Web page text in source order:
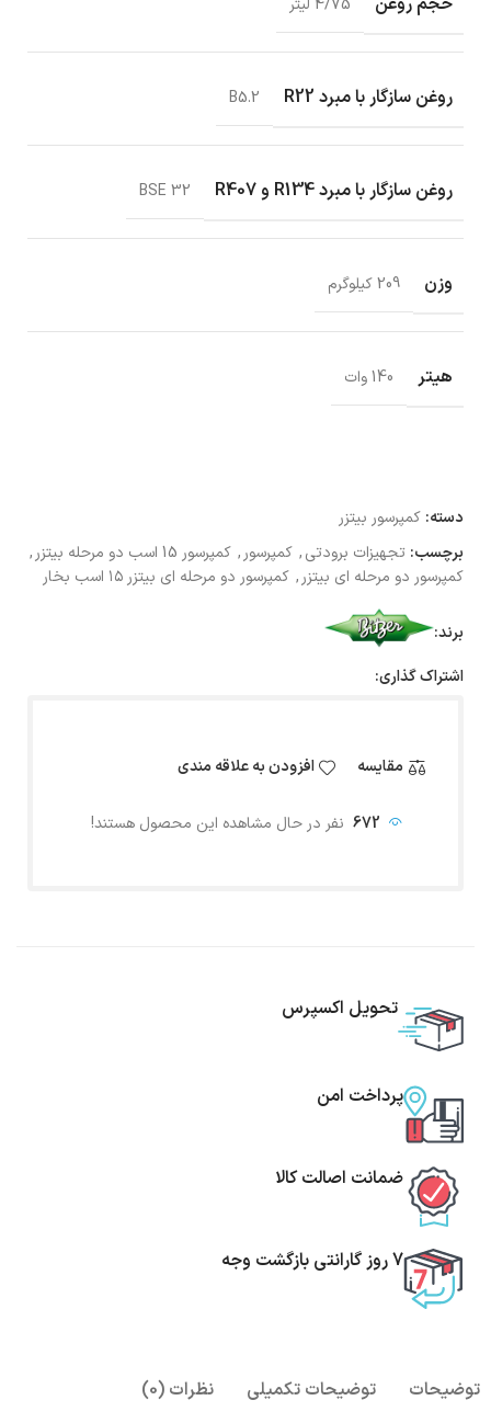
4/75 لیتر
روغن سازگار با مبرد R22 B5.2
روغن سازگار با مبرد R134 و R407 BSE 32
وزن 209 کیلوگرم
هیتر 140 وات
دسته: کمپرسور بیتزر
برچسب: تجهیزات برودتی, کمپرسور , کمپرسور 15 اسب دو مرحله بیتزر
,
کمپرسور دو مرحله ای بیتزر , کمپرسور دو مرحله ای بیتزر ۱۵ اسب بخار
برند:
اشتراک گذاری:
مقایسه افزودن به علاقه مندی
672 نفر در حال مشاهده این محصول هستند!
تحویل اکسپرس
پرداخت امن
ضمانت اصالت کالا
7 روز گارانتی بازگشت وجه
توضیحات توضیحات تکمیلی نظرات (0)